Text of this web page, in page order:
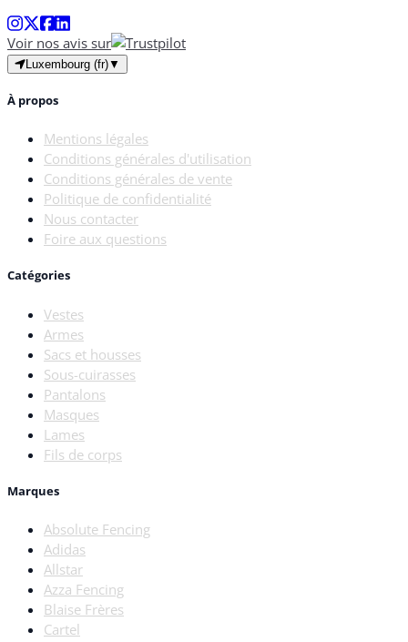
Voir nos avis sur
Luxembourg (fr)▼
À propos
Mentions légales
Conditions générales d'utilisation
Conditions générales de vente
Politique de confidentialité
Nous contacter
Foire aux questions
Catégories
Vestes
Armes
Sacs et housses
Sous-cuirasses
Pantalons
Masques
Lames
Fils de corps
Marques
Absolute Fencing
Adidas
Allstar
Azza Fencing
Blaise Frères
Cartel